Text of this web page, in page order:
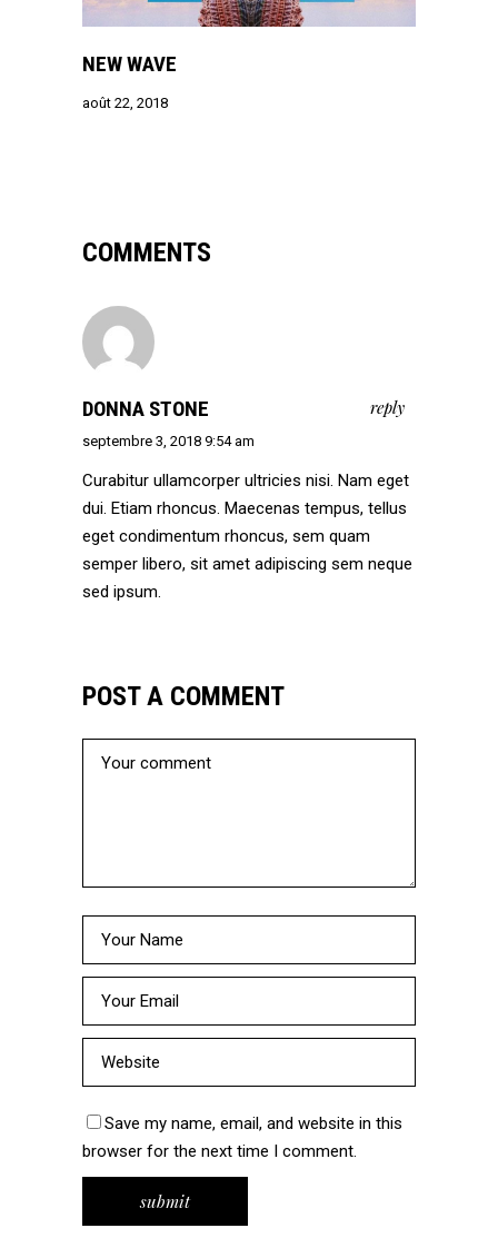
NEW WAVE
août 22, 2018
COMMENTS
DONNA STONE reply
septembre 3, 2018 9:54 am
Curabitur ullamcorper ultricies nisi. Nam eget
dui. Etiam rhoncus. Maecenas tempus, tellus
eget condimentum rhoncus, sem quam
semper libero, sit amet adipiscing sem neque
sed ipsum.
POST A COMMENT
Save my name, email, and website in this
browser for the next time I comment.